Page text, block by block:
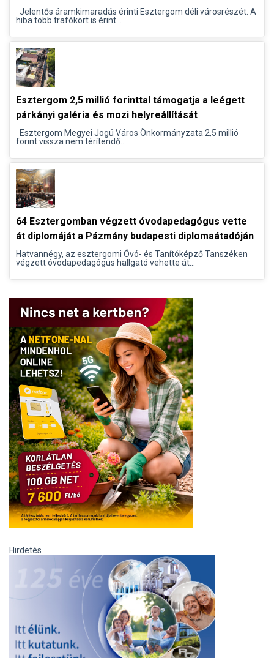
Jelentős áramkimaradás érinti Esztergom déli városrészét. A
hiba több trafókört is érint...
Esztergom 2,5 millió forinttal támogatja a leégett
párkányi galéria és mozi helyreállítását
Esztergom Megyei Jogú Város Önkormányzata 2,5 millió
forint vissza nem térítendő...
64 Esztergomban végzett óvodapedagógus vette
át diplomáját a Pázmány budapesti diplomaátadóján
Hatvannégy, az esztergomi Óvó- és Tanítóképző Tanszéken
végzett óvodapedagógus hallgató vehette át...
Hirdetés